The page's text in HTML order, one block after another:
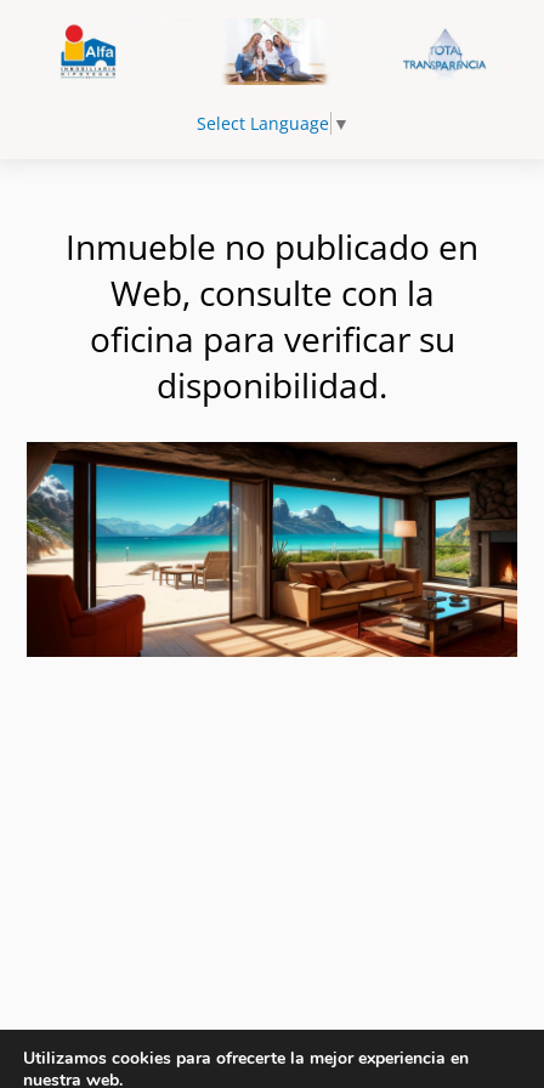
Select Language ▼
Inmueble no publicado en
Web, consulte con la
oficina para verificar su
disponibilidad.
Utilizamos cookies para ofrecerte la mejor experiencia en
nuestra web.